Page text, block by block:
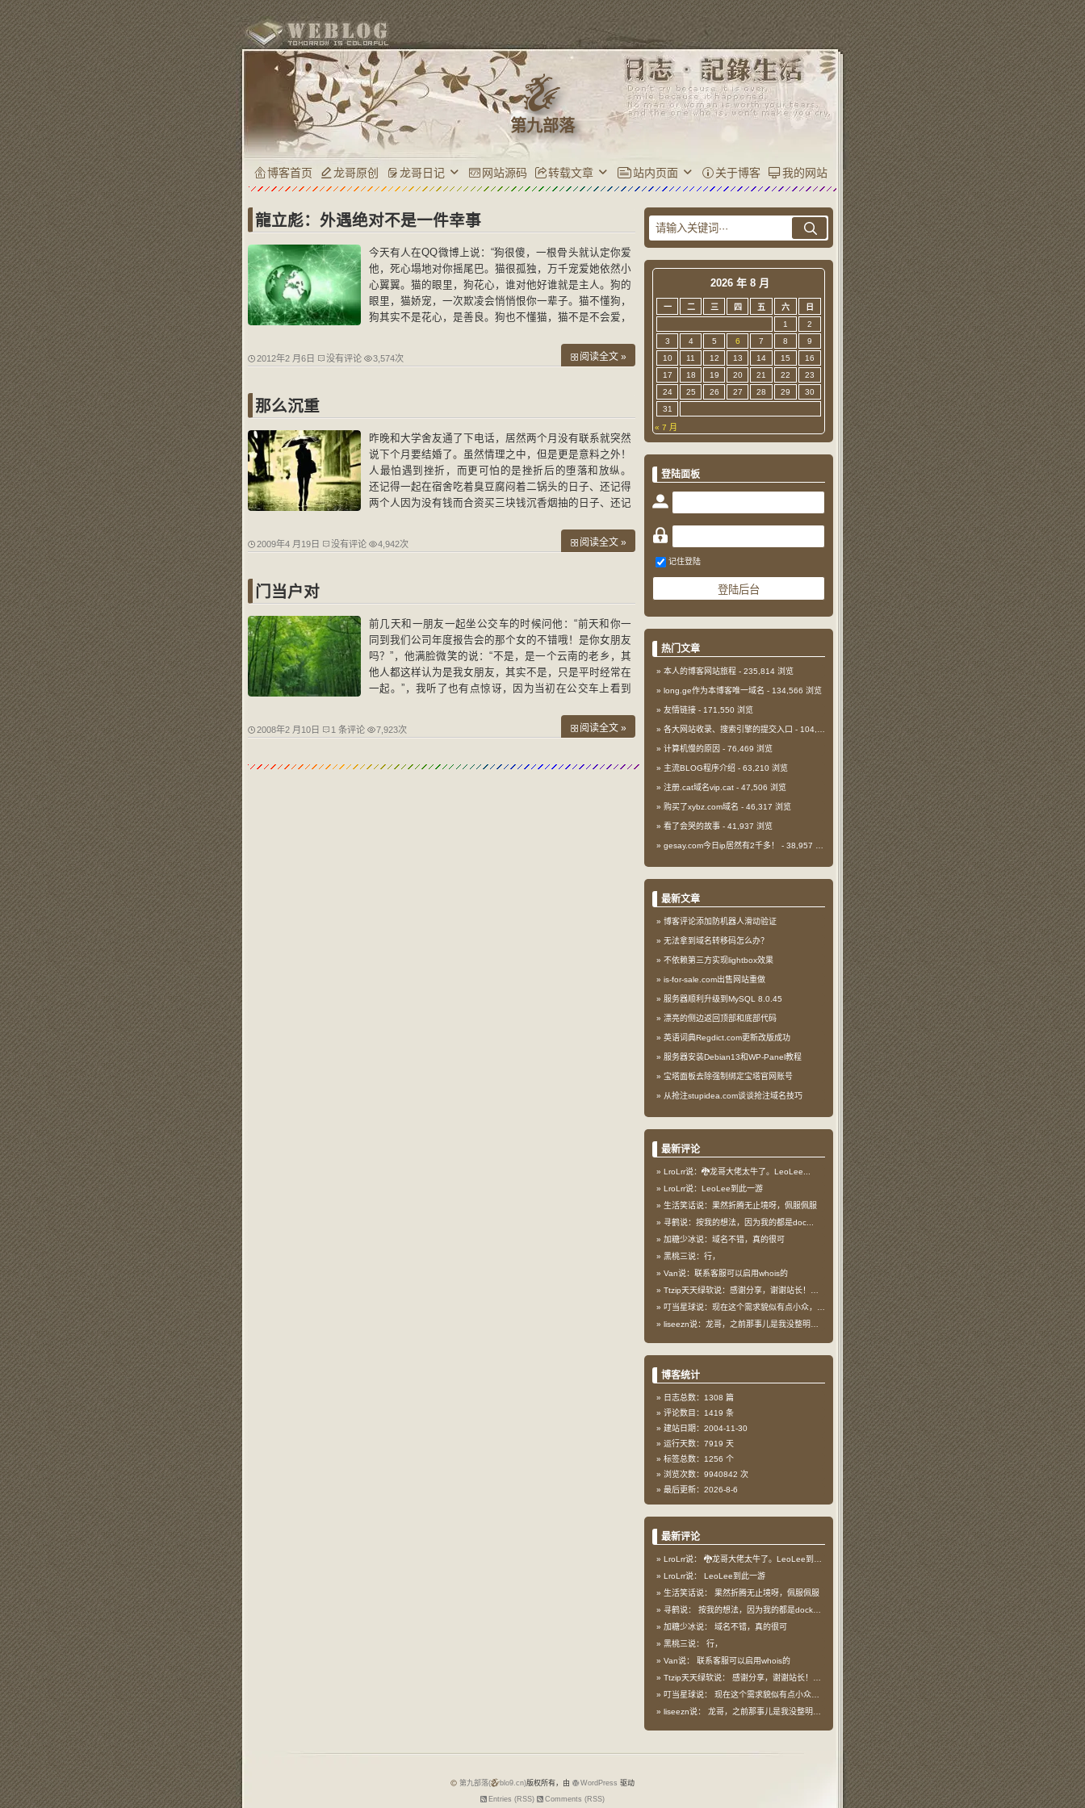
第九部落
博客首页 龙哥原创 龙哥日记 网站源码 转载文章 站内页面 关于博客 我的网站
龍立彪：外遇绝对不是一件幸事
今天有人在QQ微博上说：“狗很傻，一根骨头就认定你爱
他，死心塌地对你摇尾巴。猫很孤独，万千宠爱她依然小
心翼翼。猫的眼里，狗花心，谁对他好谁就是主人。狗的
眼里，猫娇宠，一次欺凌会悄悄恨你一辈子。猫不懂狗，
狗其实不是花心，是善良。狗也不懂猫，猫不是不会爱，
2012年2 月6日 没有评论 3,574次 阅读全文 »
那么沉重
昨晚和大学舍友通了下电话，居然两个月没有联系就突然
说下个月要结婚了。虽然情理之中，但是更是意料之外！
人最怕遇到挫折，而更可怕的是挫折后的堕落和放纵。
还记得一起在宿舍吃着臭豆腐闷着二锅头的日子、还记得
两个人因为没有钱而合资买三块钱沉香烟抽的日子、还记
2009年4 月19日 没有评论 4,942次 阅读全文 »
门当户对
前几天和一朋友一起坐公交车的时候问他：“前天和你一
同到我们公司年度报告会的那个女的不错哦！是你女朋友
吗？”，他满脸微笑的说：“不是，是一个云南的老乡，其
他人都这样认为是我女朋友，其实不是，只是平时经常在
一起。”，我听了也有点惊讶，因为当初在公交车上看到
2008年2 月10日 1 条评论 7,923次 阅读全文 »
2026 年 8 月
一 二 三 四 五 六
日
1
2
3
4 5 6 7 8
9
10
11 12 13 14 15
16
17
18 19 20 21 22
23
24
25 26 27 28 29
30
31
« 7 月
登陆面板
记住登陆
热门文章
本人的博客网站旅程 - 235,814 浏览
long.ge作为本博客唯一域名 - 134,566 浏览
友情链接 - 171,550 浏览
各大网站收录、搜索引擎的提交入口 - 104,421 浏览
计算机慢的原因 - 76,469 浏览
主流BLOG程序介绍 - 63,210 浏览
注册.cat域名vip.cat - 47,506 浏览
购买了xybz.com域名 - 46,317 浏览
看了会哭的故事 - 41,937 浏览
gesay.com今日ip居然有2千多！ - 38,957 浏览
最新文章
博客评论添加防机器人滑动验证
无法拿到域名转移码怎么办？
不依赖第三方实现lightbox效果
is-for-sale.com出售网站重做
服务器顺利升级到MySQL 8.0.45
漂亮的侧边返回顶部和底部代码
英语词典Regdict.com更新改版成功
服务器安装Debian13和WP-Panel教程
宝塔面板去除强制绑定宝塔官网账号
从抢注stupidea.com谈谈抢注域名技巧
最新评论
LroLrr说：🐉龙哥大佬太牛了。LeoLee...
LroLrr说：LeoLee到此一游
生活笑话说：果然折腾无止境呀，佩服佩服
寻鹤说：按我的想法，因为我的都是doc...
加糖少冰说：域名不错，真的很可
黑桃三说：行，
Van说：联系客服可以启用whois的
Ttzip天天绿软说：感谢分享，谢谢站长！！已收藏
叮当星球说：现在这个需求貌似有点小众，不过...
liseezn说：龙哥，之前那事儿是我没整明白，...
博客统计
日志总数：1308 篇
评论数目：1419 条
建站日期：2004-11-30
运行天数：7919 天
标签总数：1256 个
浏览次数：9940842 次
最后更新：2026-8-6
最新评论
LroLrr说： 🐉龙哥大佬太牛了。LeoLee到此一游
LroLrr说： LeoLee到此一游
生活笑话说： 果然折腾无止境呀，佩服佩服
寻鹤说： 按我的想法，因为我的都是docker容器…
加糖少冰说： 域名不错，真的很可
黑桃三说： 行，
Van说： 联系客服可以启用whois的
Ttzip天天绿软说： 感谢分享，谢谢站长！！已收藏
叮当星球说： 现在这个需求貌似有点小众，不过工具类我也…
liseezn说： 龙哥，之前那事儿是我没整明白，搞个申请页…
第九部落( blo9.cn)版权所有，由 WordPress 驱动
Entries (RSS)
Comments (RSS)